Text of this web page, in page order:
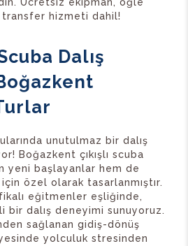
hizmeti dahil!
Dalış
unutulmaz bir dalış
Boğazkent çıkışlı scuba
yeni başlayanlar hem de
özel olarak tasarlanmıştır.
eğitmenler eşliğinde,
bir dalış deneyimi sunuyoruz.
sağlanan gidiş-dönüş
yolculuk stresinden